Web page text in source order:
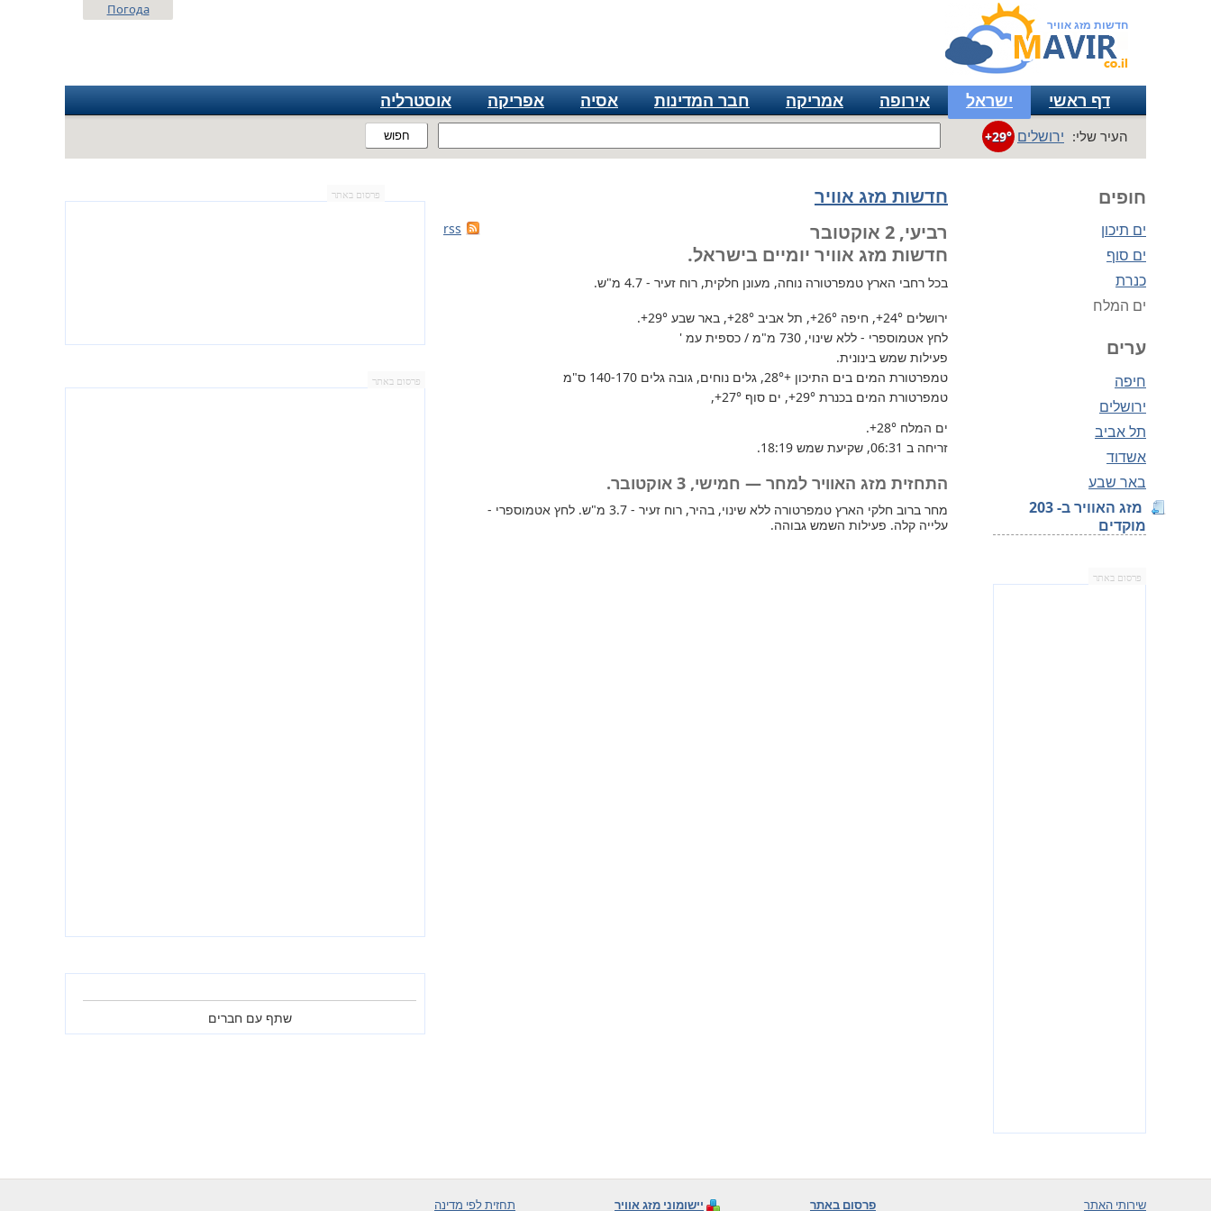
חדשות מזג אוויר
חפוש
Погода
דף ראשי ישראל אירופה אמריקה חבר המדינות אסיה אפריקה אוסטרליה
העיר שלי: ירושלים +29°
חופים
ים תיכון
ים סוף
כנרת
ים המלח
ערים
חיפה
ירושלים
תל אביב
אשדוד
באר שבע
מזג האוויר ב- 203
מוקדים
פרסום באתר
חדשות מזג אוויר
rss
רביעי, 2 אוקטובר
חדשות מזג אוויר יומיים בישראל.
בכל רחבי הארץ טמפרטורה נוחה, מעונן חלקית, רוח זעיר - 4.7 מ"ש.
ירושלים +24°, חיפה +26°, תל אביב +28°, באר שבע +29°
.
לחץ אטמוספרי - ללא שינוי, 730 מ"מ / כספית עמ '
פעילות שמש בינונית.
טמפרטורת המים בים התיכון +28°
, גלים נוחים, גובה גלים 140-170 ס"מ
טמפרטורת המים בכנרת +29°, ים סוף +27°
,
ים המלח +28°
.
זריחה ב 06:31, שקיעת שמש 18:19.
התחזית מזג האוויר למחר — חמישי, 3 אוקטובר.
מחר ברוב חלקי הארץ טמפרטורה ללא שינוי, בהיר, רוח זעיר - 3.7 מ"ש. לחץ אטמוספרי -
עלייה קלה. פעילות השמש גבוהה.
פרסום באתר
פרסום באתר
שתף עם חברים
שירותי האתר פרסום באתר יישומוני מזג אוויר תחזית לפי מדינה